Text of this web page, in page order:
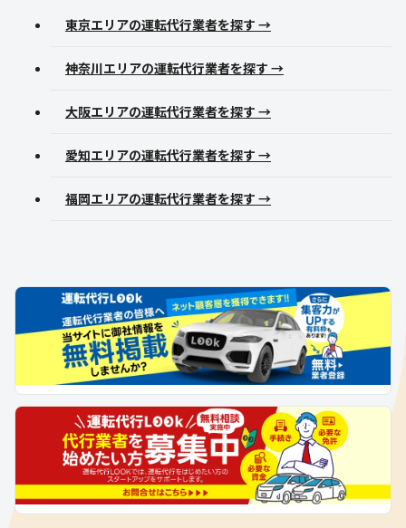
東京エリアの運転代行業者を探す →
神奈川エリアの運転代行業者を探す →
大阪エリアの運転代行業者を探す →
愛知エリアの運転代行業者を探す →
福岡エリアの運転代行業者を探す →